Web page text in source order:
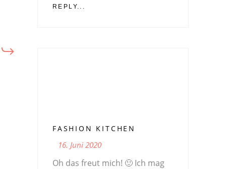
REPLY...
FASHION KITCHEN
16. Juni 2020
Oh das freut mich! 🙂 Ich mag